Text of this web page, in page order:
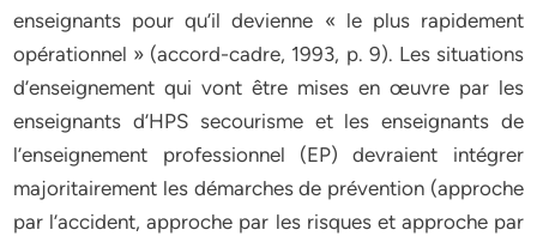
enseignants pour qu’il devienne « le plus rapidement
opérationnel » (accord-cadre, 1993, p. 9). Les situations
d’enseignement qui vont être mises en œuvre par les
enseignants d’HPS secourisme et les enseignants de
l’enseignement professionnel (EP) devraient intégrer
majoritairement les démarches de prévention (approche
par l’accident, approche par les risques et approche par